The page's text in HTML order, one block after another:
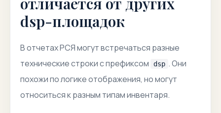
dsp-площадок
В отчетах РСЯ могут встречаться разные
технические строки с префиксом
dsp . Они
похожи по логике отображения, но могут
относиться к разным типам инвентаря.